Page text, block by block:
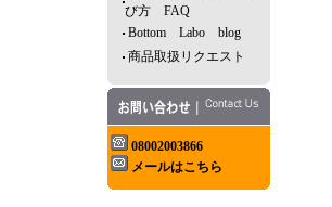
び方 FAQ
Bottom Labo blog
商品取扱リクエスト
08002003866
メールはこちら